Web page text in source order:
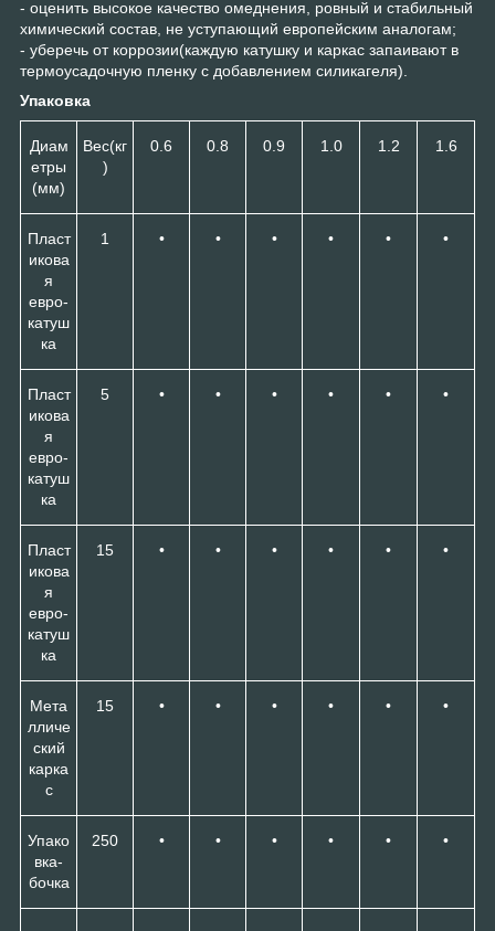
- оценить высокое качество омеднения, ровный и стабильный
химический состав, не уступающий европейским аналогам;
- уберечь от коррозии(каждую катушку и каркас запаивают в
термоусадочную пленку с добавлением силикагеля).
Упаковка
Диам
етры
(мм)
Вес(кг
)
0.6 0.8 0.9 1.0 1.2 1.6
Пласт
икова
я
евро-
катуш
ка
1 • • • • • •
Пласт
икова
я
евро-
катуш
ка
5 • • • • • •
Пласт
икова
я
евро-
катуш
ка
15 • • • • • •
Мета
лличе
ский
карка
с
15 • • • • • •
Упако
вка-
бочка
250 • • • • • •